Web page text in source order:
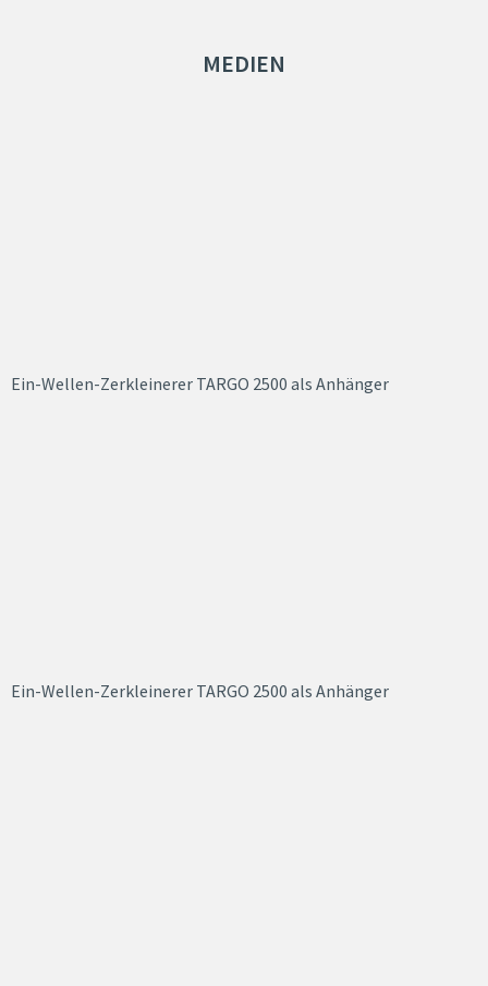
MEDIEN
Ein-Wellen-Zerkleinerer TARGO 2500 als Anhänger
Ein-Wellen-Zerkleinerer TARGO 2500 als Anhänger